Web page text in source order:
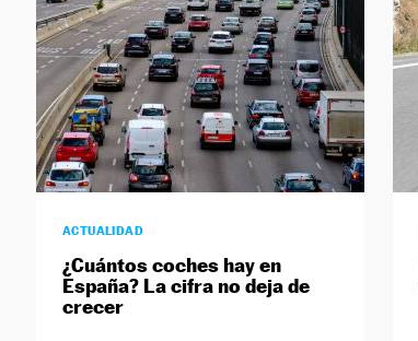
ACTUALIDAD
¿Cuántos coches hay en
España? La cifra no deja de
crecer